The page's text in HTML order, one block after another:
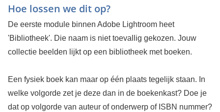
Hoe lossen we dit op?
De eerste module binnen Adobe Lightroom heet
'Bibliotheek'. Die naam is niet toevallig gekozen. Jouw
collectie beelden lijkt op een bibliotheek met boeken.
Een fysiek boek kan maar op één plaats tegelijk staan. In
welke volgorde zet je deze dan in de boekenkast? Doe je
dat op volgorde van auteur of onderwerp of ISBN nummer?